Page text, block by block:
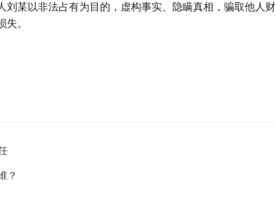
某以非法占有为目的，虚构事实、隐瞒真相，骗取他人
。
？